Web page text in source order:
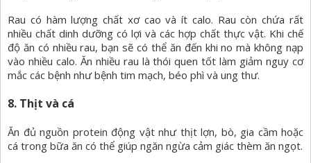
Rau có hàm lượng chất xơ cao và ít calo. Rau còn chứa rất
nhiều chất dinh dưỡng có lợi và các hợp chất thực vật. Khi chế
độ ăn có nhiều rau, bạn sẽ có thể ăn đến khi no mà không nạp
vào nhiều calo. Ăn nhiều rau là thói quen tốt làm giảm nguy cơ
mắc các bệnh như bệnh tim mạch, béo phì và ung thư.
8. Thịt và cá
Ăn đủ nguồn protein động vật như thịt lợn, bò, gia cầm hoặc
cá trong bữa ăn có thể giúp ngăn ngừa cảm giác thèm ăn ngọt.